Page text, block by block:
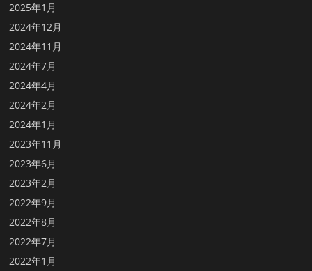
2025年1月
2024年12月
2024年11月
2024年7月
2024年4月
2024年2月
2024年1月
2023年11月
2023年6月
2023年2月
2022年9月
2022年8月
2022年7月
2022年1月